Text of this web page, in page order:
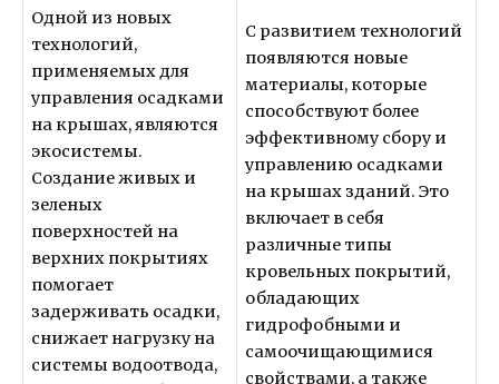
Одной из новых
технологий,
применяемых для
управления осадками
на крышах, являются
экосистемы.
Создание живых и
зеленых
поверхностей на
верхних покрытиях
помогает
задерживать осадки,
снижает нагрузку на
системы водоотвода,
С развитием технологий
появляются новые
материалы, которые
способствуют более
эффективному сбору и
управлению осадками
на крышах зданий. Это
включает в себя
различные типы
кровельных покрытий,
обладающих
гидрофобными и
самоочищающимися
свойствами, а также